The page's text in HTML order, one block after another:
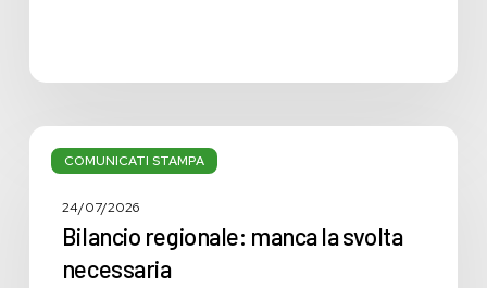
COMUNICATI STAMPA
Bilancio
regionale:
svolta
24/07/2026
Bilancio regionale: manca la svolta
necessaria